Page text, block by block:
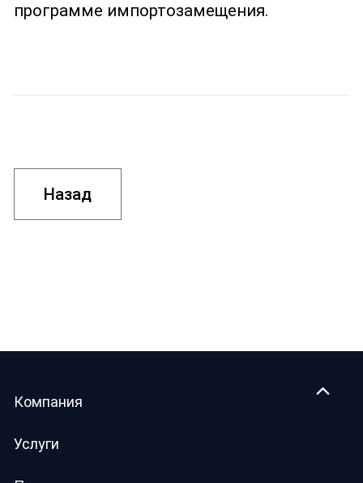
программе импортозамещения.
Назад
Компания
Услуги